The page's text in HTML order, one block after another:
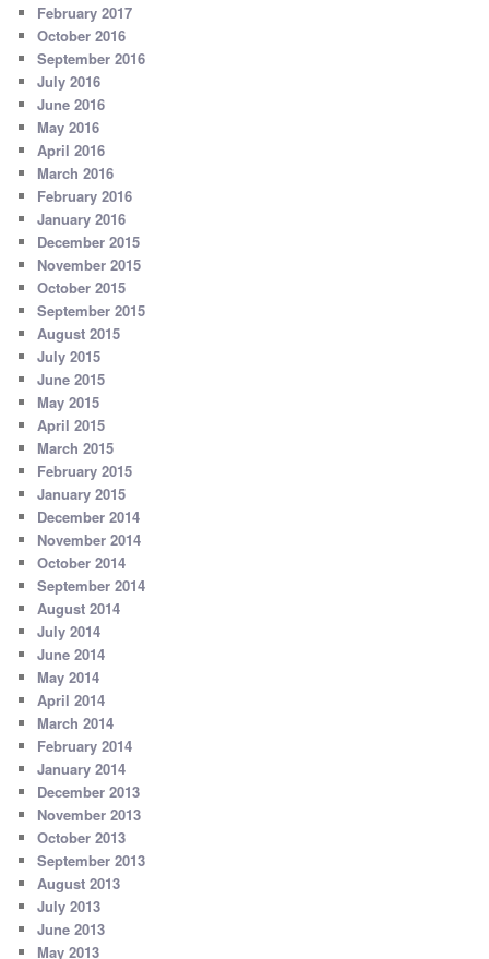
February 2017
October 2016
September 2016
July 2016
June 2016
May 2016
April 2016
March 2016
February 2016
January 2016
December 2015
November 2015
October 2015
September 2015
August 2015
July 2015
June 2015
May 2015
April 2015
March 2015
February 2015
January 2015
December 2014
November 2014
October 2014
September 2014
August 2014
July 2014
June 2014
May 2014
April 2014
March 2014
February 2014
January 2014
December 2013
November 2013
October 2013
September 2013
August 2013
July 2013
June 2013
May 2013